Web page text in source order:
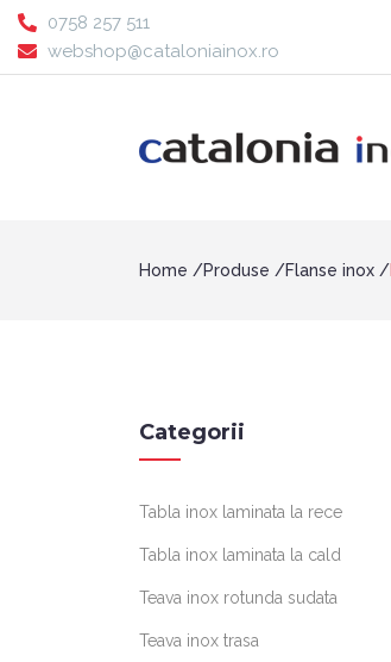
0758 257 511
webshop@cataloniainox.ro
Home Produse Flanse inox
Categorii
Tabla inox laminata la rece
Tabla inox laminata la cald
Teava inox rotunda sudata
Teava inox trasa